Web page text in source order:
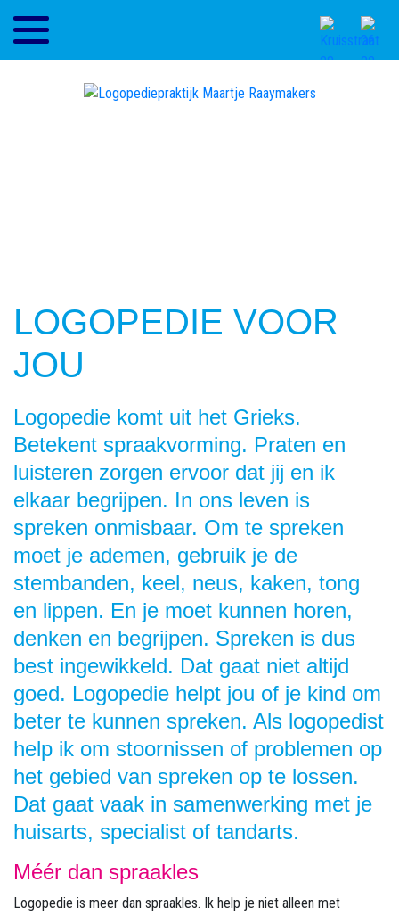
LOGOPEDIE VOOR
JOU
Logopedie komt uit het Grieks.
Betekent spraakvorming. Praten en
luisteren zorgen ervoor dat jij en ik
elkaar begrijpen. In ons leven is
spreken onmisbaar. Om te spreken
moet je ademen, gebruik je de
stembanden, keel, neus, kaken, tong
en lippen. En je moet kunnen horen,
denken en begrijpen. Spreken is dus
best ingewikkeld. Dat gaat niet altijd
goed. Logopedie helpt jou of je kind om
beter te kunnen spreken. Als logopedist
help ik om stoornissen of problemen op
het gebied van spreken op te lossen.
Dat gaat vaak in samenwerking met je
huisarts, specialist of tandarts.
Méér dan spraakles
Logopedie is meer dan spraakles. Ik help je niet alleen met